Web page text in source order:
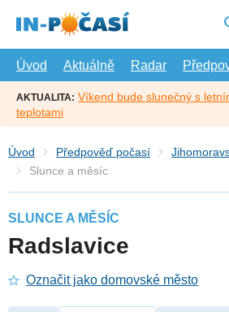
hlavní
Úvod
Aktuálně Radar
AKTUALITA: Víkend bude slunečný s
teplotami
Úvod Předpověď počasí
Slunce a měsíc
SLUNCE A MĚSÍC
Radslavice
Označit jako domovské město